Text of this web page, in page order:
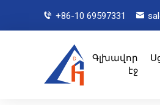
+86-10 69597331
Գլխավոր
էջ